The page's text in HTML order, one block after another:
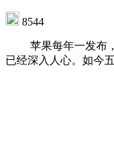
8544
苹果每年一发布，
已经深入人心。如今